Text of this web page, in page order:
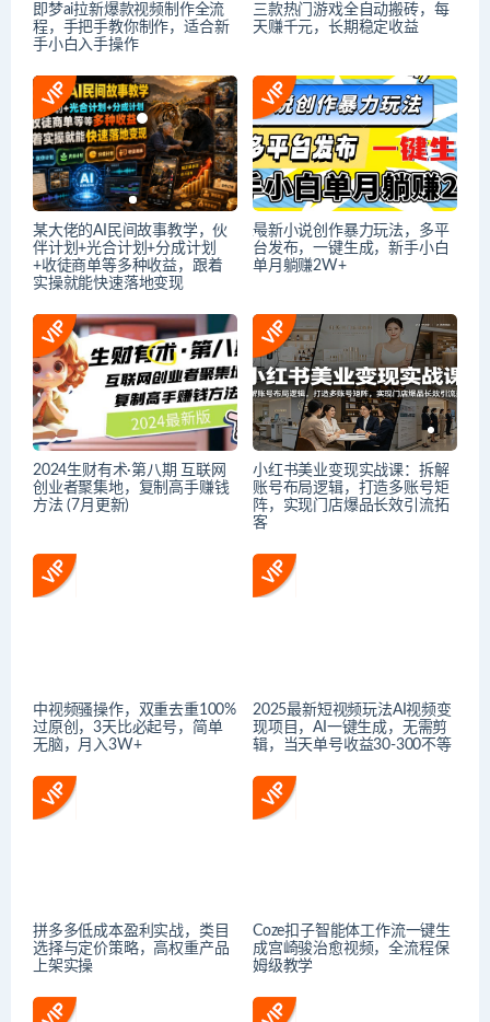
即梦ai拉新爆款视频制作全流
程，手把手教你制作，适合新
手小白入手操作
三款热门游戏全自动搬砖，每
天赚千元，长期稳定收益
某大佬的AI民间故事教学，伙
伴计划+光合计划+分成计划
+收徒商单等多种收益，跟着
实操就能快速落地变现
最新小说创作暴力玩法，多平
台发布，一键生成，新手小白
单月躺赚2W+
2024生财有术·第八期 互联网
创业者聚集地，复制高手赚钱
方法 (7月更新)
小红书美业变现实战课：拆解
账号布局逻辑，打造多账号矩
阵，实现门店爆品长效引流拓
客
中视频骚操作，双重去重100%
过原创，3天比必起号，简单
无脑，月入3W+
2025最新短视频玩法AI视频变
现项目，AI一键生成，无需剪
辑，当天单号收益30-300不等
拼多多低成本盈利实战，类目
选择与定价策略，高权重产品
上架实操
Coze扣子智能体工作流一键生
成宫崎骏治愈视频，全流程保
姆级教学